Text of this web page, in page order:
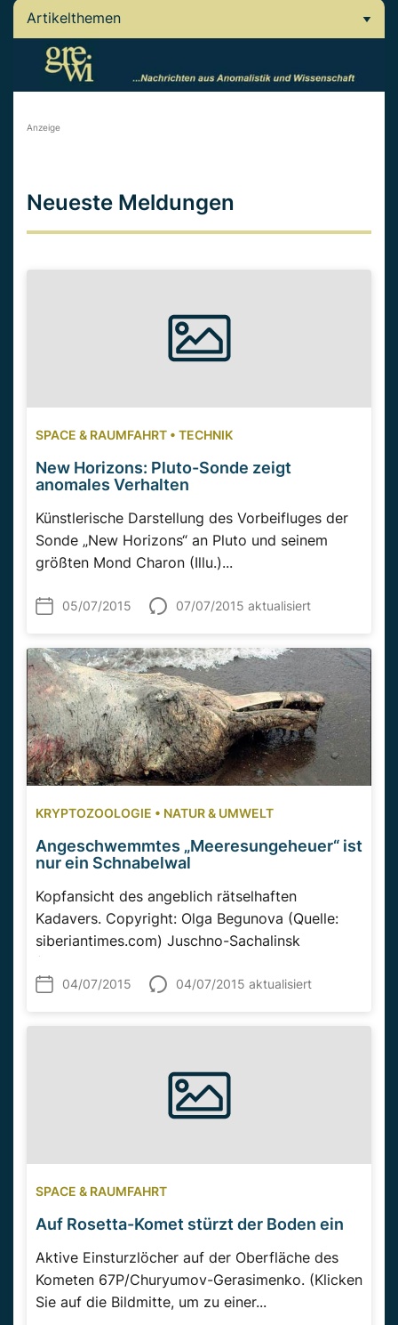
Artikelthemen
Anzeige
Neueste Meldungen
SPACE & RAUMFAHRT • TECHNIK
New Horizons: Pluto-Sonde zeigt
anomales Verhalten
Künstlerische Darstellung des Vorbeifluges der
Sonde „New Horizons“ an Pluto und seinem
größten Mond Charon (Illu.)...
05/07/2015 07/07/2015 aktualisiert
KRYPTOZOOLOGIE • NATUR & UMWELT
Angeschwemmtes „Meeresungeheuer“ ist
nur ein Schnabelwal
Kopfansicht des angeblich rätselhaften
Kadavers. Copyright: Olga Begunova (Quelle:
siberiantimes.com) Juschno-Sachalinsk
04/07/2015 04/07/2015 aktualisiert
SPACE & RAUMFAHRT
Auf Rosetta-Komet stürzt der Boden ein
Aktive Einsturzlöcher auf der Oberfläche des
Kometen 67P/Churyumov-Gerasimenko. (Klicken
Sie auf die Bildmitte, um zu einer...